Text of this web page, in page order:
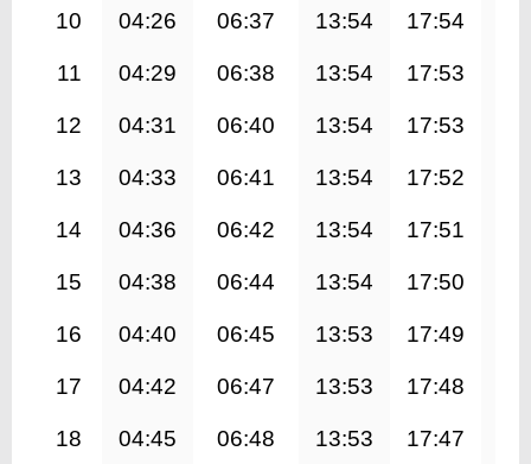
10 04:26 06:37 13:54 17:54
11 04:29 06:38 13:54 17:53
12 04:31 06:40 13:54 17:53
13 04:33 06:41 13:54 17:52
14 04:36 06:42 13:54 17:51
15 04:38 06:44 13:54 17:50
16 04:40 06:45 13:53 17:49
17 04:42 06:47 13:53 17:48
18 04:45 06:48 13:53 17:47